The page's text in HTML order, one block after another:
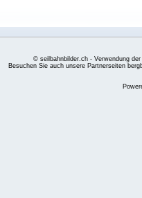
© seilbahnbilder.ch - Verwendung
Besuchen Sie auch unsere Partnerseiten